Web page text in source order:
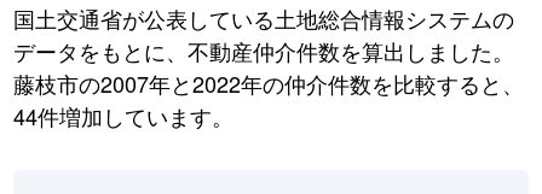
国土交通省が公表している土地総合情報システムの
データをもとに、不動産仲介件数を算出しました。
藤枝市の2007年と2022年の仲介件数を比較すると、
44件増加しています。